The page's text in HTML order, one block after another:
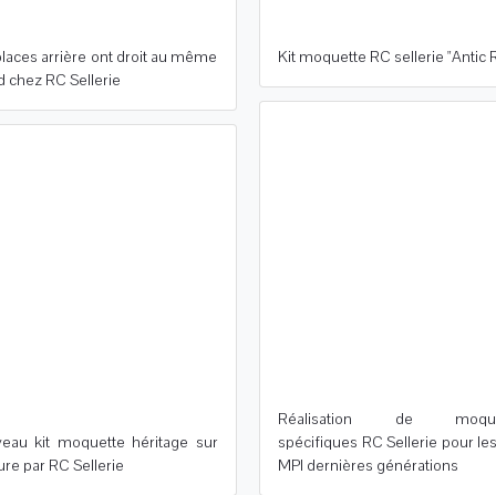
arrière ont droit au même
chez RC Sellerie
kit moquette héritage sur
par RC Sellerie
Kit moquette RC sellerie "Antic
Réalisation de
spécifiques RC Sellerie pour
MPI dernières générations